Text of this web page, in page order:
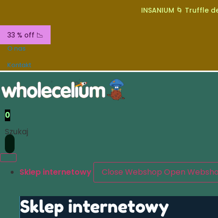
INSANIUM 🌀 Truffle
33 % off 📉
O nas
Kontakt
0
Szukaj
Sklep internetowy Close Webshop Open
Sklep internetowy